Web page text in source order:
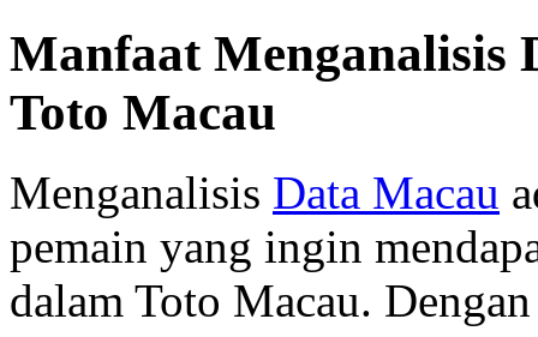
Manfaat Menganalisis
Toto Macau
Menganalisis Data Macau
pemain yang ingin
dalam Toto Macau.